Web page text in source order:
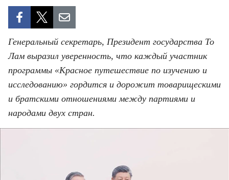
КУЛЬТУРА
ДОБРО ПОЖАЛОВАТЬ ВО
ВЬЕТНАМ
МОСТ ДРУЖБЫ
ДОСЬЕ И МАТЕРИАЛЫ
Генеральный секретарь, Президент государства То
Лам выразил уверенность, что каждый участник
программы «Красное путешествие по изучению и
исследованию» гордится и дорожит товарищескими
и братскими отношениями между партиями и
народами двух стран.